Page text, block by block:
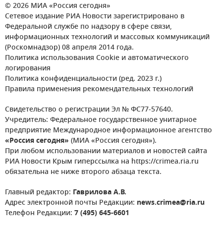
© 2026 МИА «Россия сегодня»
Сетевое издание РИА Новости зарегистрировано в
Федеральной службе по надзору в сфере связи,
информационных технологий и массовых коммуникаций
(Роскомнадзор) 08 апреля 2014 года.
Политика использования Cookie и автоматического
логирования
Политика конфиденциальности (ред. 2023 г.)
Правила применения рекомендательных технологий
Свидетельство о регистрации Эл № ФС77-57640.
Учредитель: Федеральное государственное унитарное
предприятие Международное информационное агентство
«Россия сегодня» (МИА «Россия сегодня»).
При любом использовании материалов и новостей сайта
РИА Новости Крым гиперссылка на https://crimea.ria.ru
обязательна не ниже второго абзаца текста.
Главный редактор: Гаврилова А.В.
Адрес электронной почты Редакции: news.crimea@ria.ru
Телефон Редакции: 7 (495) 645-6601